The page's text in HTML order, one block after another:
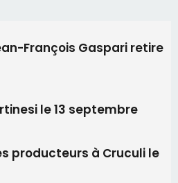
François Gaspari retire
le 13 septembre
producteurs à Cruculi le